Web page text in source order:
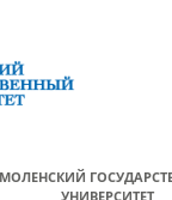
УНИВЕРСИТЕТ